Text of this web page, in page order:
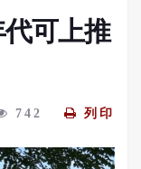
可上推
742 列印